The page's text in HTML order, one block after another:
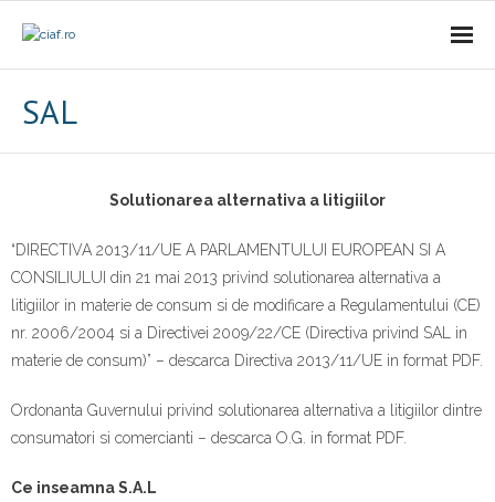
- Prezentare
- Misiune
- Cariere
SAL
Solutionarea alternativa a litigiilor
“DIRECTIVA 2013/11/UE A PARLAMENTULUI EUROPEAN SI A
CONSILIULUI din 21 mai 2013 privind solutionarea alternativa a
litigiilor in materie de consum si de modificare a Regulamentului (CE)
nr. 2006/2004 si a Directivei 2009/22/CE (Directiva privind SAL in
materie de consum)” – descarca Directiva 2013/11/UE in format PDF.
Ordonanta Guvernului privind solutionarea alternativa a litigiilor dintre
consumatori si comercianti – descarca O.G. in format PDF.
Ce inseamna S.A.L